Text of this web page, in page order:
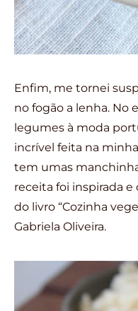
Enfim, me tornei
no fogão a lenha. No
legumes à moda
incrível feita na
tem umas
receita foi inspirada
do livro “Cozinha
Gabriela Oliveira.